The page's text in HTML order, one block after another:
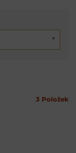
3 Položek